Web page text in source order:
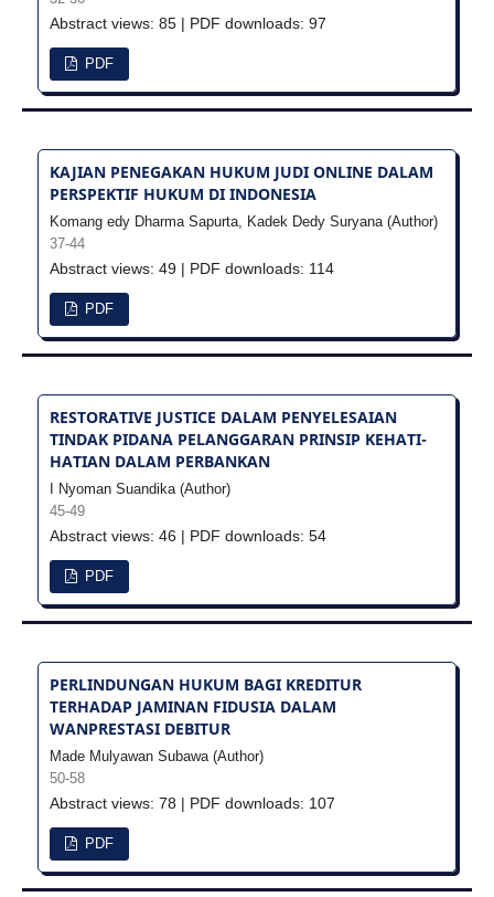
Abstract views: 85 | PDF downloads: 97
PDF
KAJIAN PENEGAKAN HUKUM JUDI ONLINE DALAM
PERSPEKTIF HUKUM DI INDONESIA
Komang edy Dharma Sapurta, Kadek Dedy Suryana (Author)
37-44
Abstract views: 49 | PDF downloads: 114
PDF
RESTORATIVE JUSTICE DALAM PENYELESAIAN
TINDAK PIDANA PELANGGARAN PRINSIP KEHATI-
HATIAN DALAM PERBANKAN
I Nyoman Suandika (Author)
45-49
Abstract views: 46 | PDF downloads: 54
PDF
PERLINDUNGAN HUKUM BAGI KREDITUR
TERHADAP JAMINAN FIDUSIA DALAM
WANPRESTASI DEBITUR
Made Mulyawan Subawa (Author)
50-58
Abstract views: 78 | PDF downloads: 107
PDF